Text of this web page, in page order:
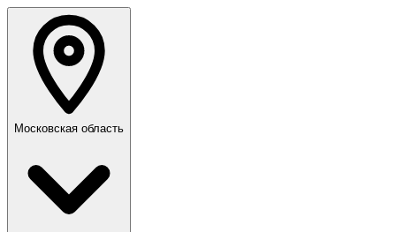
Московская область